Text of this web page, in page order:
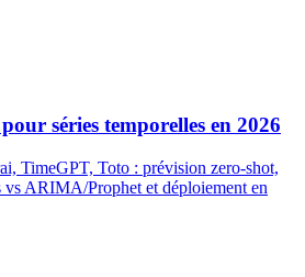
séries temporelles en 2026
TimeGPT, Toto : prévision zero-shot,
vs ARIMA/Prophet et déploiement en